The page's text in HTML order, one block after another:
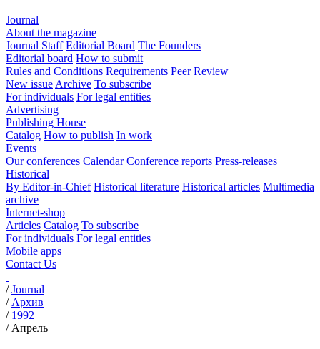
Journal
About the magazine
Journal Staff Editorial Board The Founders
Editorial board How to submit
Rules and Conditions Requirements Peer Review
New issue Archive To subscribe
For individuals For legal entities
Advertising
Publishing House
Catalog How to publish In work
Events
Our conferences Calendar Conference reports Press-releases
Historical
By Editor-in-Chief Historical literature Historical articles Multimedia
archive
Internet-shop
Articles Catalog To subscribe
For individuals For legal entities
Mobile apps
Contact Us
/Journal
/ Архив
/ 1992
/ Апрель